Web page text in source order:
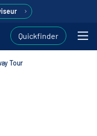
Quickfinder
Tour